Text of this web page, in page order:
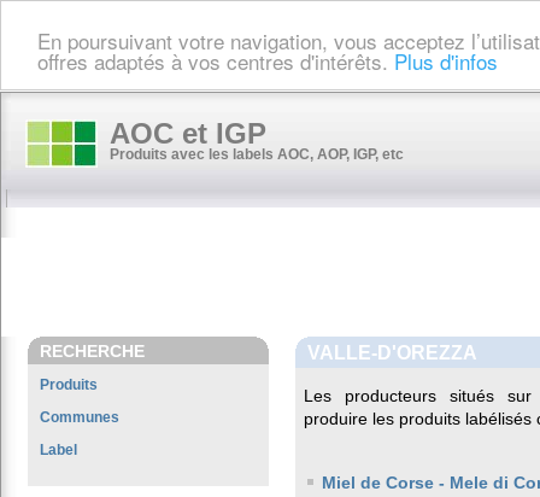
En poursuivant votre navigation, vous acceptez
offres adaptés à vos centres d'intérêts. Plus d'infos
AOC et IGP
Produits avec les labels AOC, AOP, IGP, etc
RECHERCHE
Produits
Communes
Label
VALLE-D'OREZZA
Les producteurs situés
produire les produits labélisés
Miel de Corse - Mele di